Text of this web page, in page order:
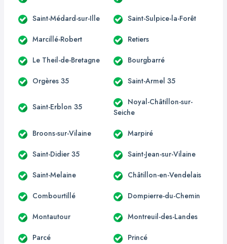
Saint-Médard-sur-Ille Saint-Sulpice-la-Forêt
Marcillé-Robert Retiers
Le Theil-de-Bretagne Bourgbarré
Orgères 35 Saint-Armel 35
Saint-Erblon 35
Noyal-Châtillon-sur-
Seiche
Broons-sur-Vilaine Marpiré
Saint-Didier 35 Saint-Jean-sur-Vilaine
Saint-Melaine Châtillon-en-Vendelais
Combourtillé Dompierre-du-Chemin
Montautour Montreuil-des-Landes
Parcé Princé